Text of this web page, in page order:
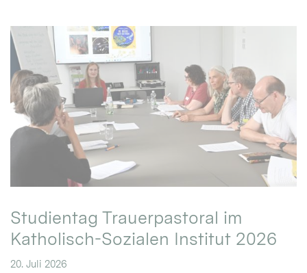
Studientag Trauerpastoral im
Katholisch-Sozialen Institut 2026
20. Juli 2026